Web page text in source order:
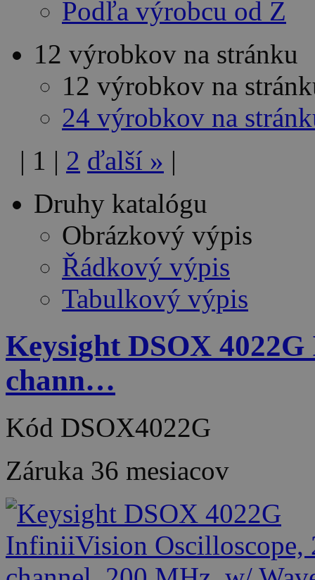
Podľa výrobcu od Z
12 výrobkov na stránku
12 výrobkov na
24 výrobkov na
| 1 | 2 ďalší » |
Druhy katalógu
Obrázkový výpis
Řádkový výpis
Tabulkový výpis
Keysight DSOX
chann…
Kód DSOX4022G
Záruka 36 mesiacov